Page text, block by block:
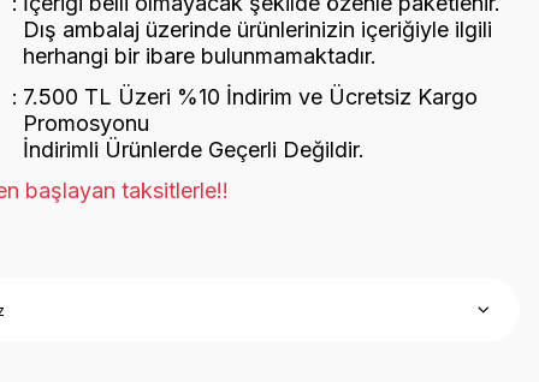
Dış ambalaj üzerinde ürünlerinizin içeriğiyle ilgili
herhangi bir ibare bulunmamaktadır.
7.500 TL Üzeri %10 İndirim ve Ücretsiz Kargo
Promosyonu
İndirimli Ürünlerde Geçerli Değildir.
başlayan taksitlerle!!